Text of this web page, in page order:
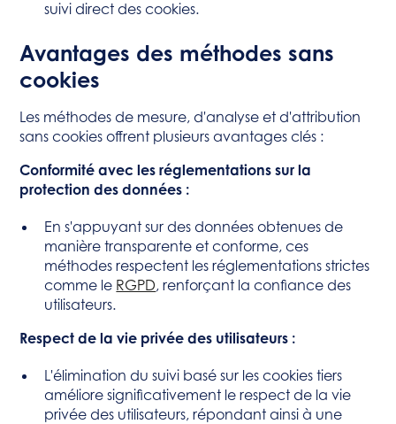
suivi direct des cookies.
Avantages des méthodes sans
cookies
Les méthodes de mesure, d'analyse et d'attribution
sans cookies offrent plusieurs avantages clés :
Conformité avec les réglementations sur la
protection des données :
En s'appuyant sur des données obtenues de
manière transparente et conforme, ces
méthodes respectent les réglementations strictes
comme le RGPD, renforçant la confiance des
utilisateurs.
Respect de la vie privée des utilisateurs :
L'élimination du suivi basé sur les cookies tiers
améliore significativement le respect de la vie
privée des utilisateurs, répondant ainsi à une